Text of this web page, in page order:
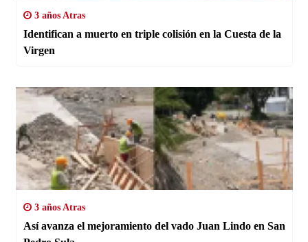
3 años Atras
Identifican a muerto en triple colisión en la Cuesta de la
Virgen
3 años Atras
Así avanza el mejoramiento del vado Juan Lindo en San